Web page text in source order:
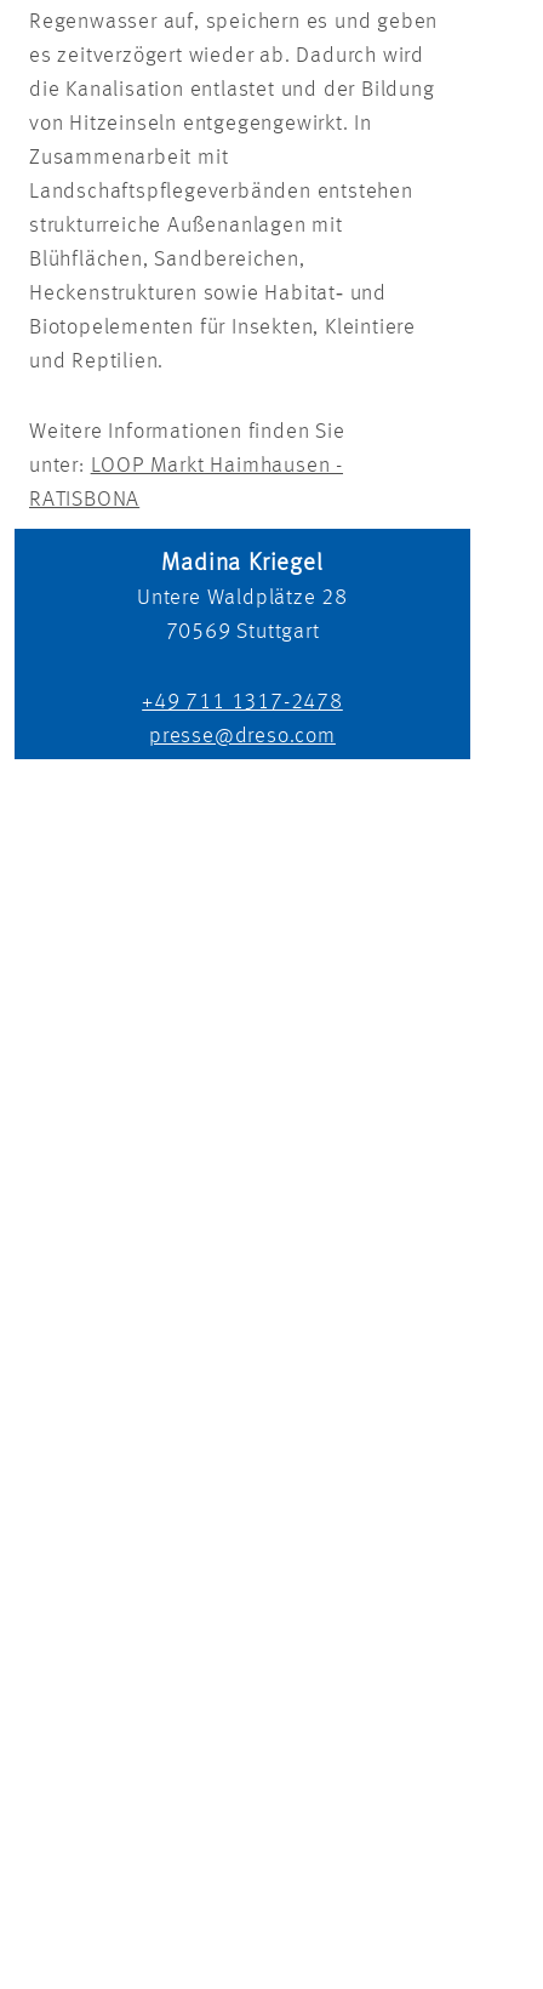
Regenwasser auf, speichern es und geben
es zeitverzögert wieder ab. Dadurch wird
die Kanalisation entlastet und der Bildung
von Hitzeinseln entgegengewirkt. In
Zusammenarbeit mit
Landschaftspflegeverbänden entstehen
strukturreiche Außenanlagen mit
Blühflächen, Sandbereichen,
Heckenstrukturen sowie Habitat‑ und
Biotopelementen für Insekten, Kleintiere
und Reptilien.
Weitere Informationen finden Sie
unter:
LOOP Markt Haimhausen -
RATISBONA
Madina Kriegel
Untere Waldplätze 28
70569 Stuttgart
+49 711 1317-2478
presse@dreso.com